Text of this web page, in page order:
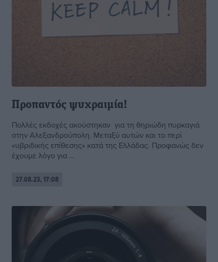
Προπαντός ψυχραιμία!
Πολλές εκδοχές ακούστηκαν για τη θηριώδη πυρκαγιά
στην Αλεξανδρούπολη. Μεταξύ αυτών και το περί
«υβριδικής επίθεσης» κατά της Ελλάδας. Προφανώς δεν
έχουμε λόγο για ...
27.08.23, 17:08